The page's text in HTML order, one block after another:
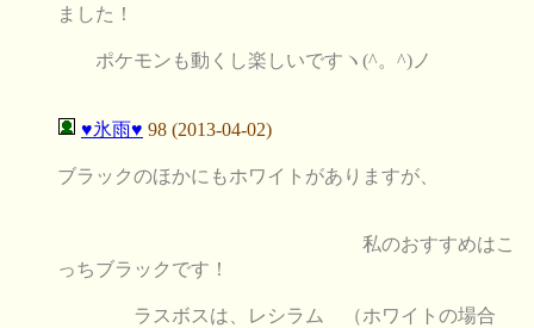
ました！
ポケモンも動くし楽しいですヽ(^。^)ノ
♥氷雨♥ 98 (2013-04-02)
ブラックのほかにもホワイトがありますが、
私のおすすめはこ
っちブラックです！
ラスボスは、レシラム （ホワイトの場合